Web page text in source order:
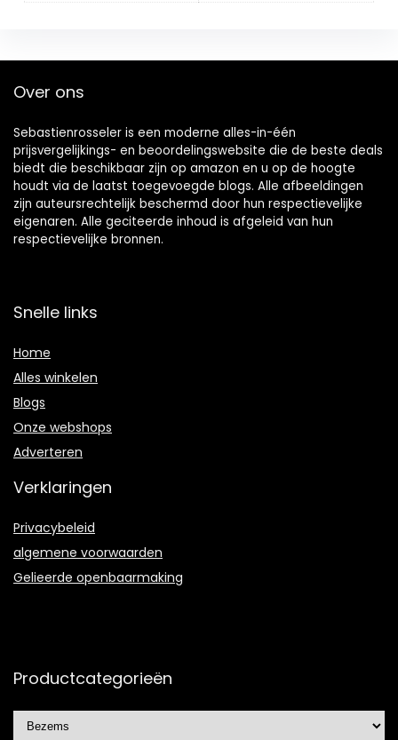
Over ons
Sebastienrosseler is een moderne alles-in-één
prijsvergelijkings- en beoordelingswebsite die de beste deals
biedt die beschikbaar zijn op amazon en u op de hoogte
houdt via de laatst toegevoegde blogs. Alle afbeeldingen
zijn auteursrechtelijk beschermd door hun respectievelijke
eigenaren. Alle geciteerde inhoud is afgeleid van hun
respectievelijke bronnen.
Snelle links
Home
Alles winkelen
Blogs
Onze webshops
Adverteren
Verklaringen
Privacybeleid
algemene voorwaarden
Gelieerde openbaarmaking
Productcategorieën